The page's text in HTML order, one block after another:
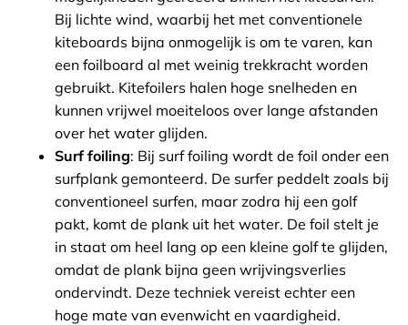
Bij lichte wind, waarbij het met conventionele
kiteboards bijna onmogelijk is om te varen, kan
een foilboard al met weinig trekkracht worden
gebruikt. Kitefoilers halen hoge snelheden en
kunnen vrijwel moeiteloos over lange afstanden
over het water glijden.
Surf foiling: Bij surf foiling wordt de foil onder een
surfplank gemonteerd. De surfer peddelt zoals bij
conventioneel surfen, maar zodra hij een golf
pakt, komt de plank uit het water. De foil stelt je
in staat om heel lang op een kleine golf te glijden,
omdat de plank bijna geen wrijvingsverlies
ondervindt. Deze techniek vereist echter een
hoge mate van evenwicht en vaardigheid.